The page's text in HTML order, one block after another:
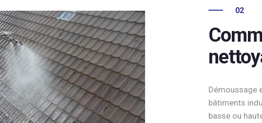
02
Démoussage
bâtiments
basse ou